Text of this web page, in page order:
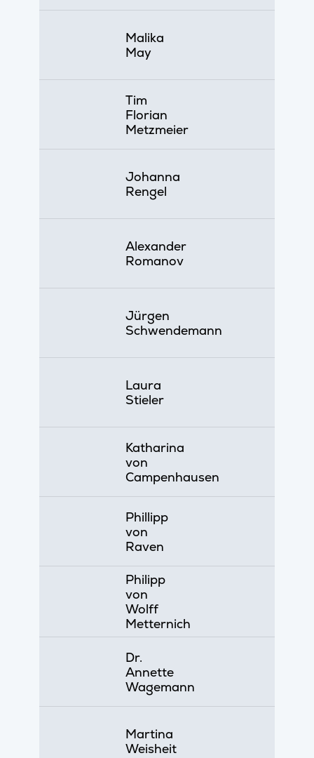
Malika
May
Tim
Florian
Metzmeier
Johanna
Rengel
Alexander
Romanov
Jürgen
Schwendemann
Laura
Stieler
Katharina
von
Campenhausen
Phillipp
von
Raven
Philipp
von
Wolff
Metternich
Dr.
Annette
Wagemann
Martina
Weisheit